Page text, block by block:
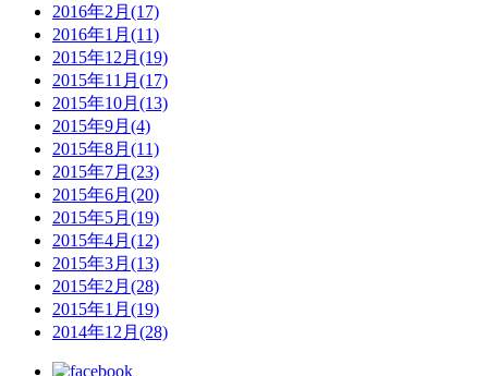
2016年2月(17)
2016年1月(11)
2015年12月(19)
2015年11月(17)
2015年10月(13)
2015年9月(4)
2015年8月(11)
2015年7月(23)
2015年6月(20)
2015年5月(19)
2015年4月(12)
2015年3月(13)
2015年2月(28)
2015年1月(19)
2014年12月(28)